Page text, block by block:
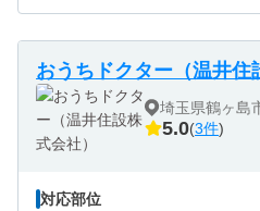
おうちドクター（温井住
埼玉県鶴ヶ島
5.0(3件)
対応部位